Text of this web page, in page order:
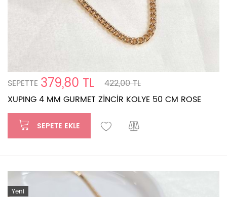
SEPETTE 379,80 TL
422,00 TL
XUPING 4 MM GURMET ZİNCİR KOLYE 50 CM ROSE
SEPETE EKLE
Yeni